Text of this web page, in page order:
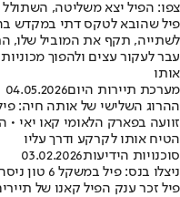
צפו: הפיל יצא משליטה,
פיל שהובא לטקס דתי במקדש
לשתייה, תקף את המוביל שלו,
עבר לעקור עצים ולהפוך
אותו
מערכת תיירות היום04.05.2026
ההרוג השלישי של אותה חיה:
הטיח אותו לקרקע ודרך עליו
סוכנויות הידיעות03.02.2026
ניצלו בנס: פיל במשקל 6 טון ניסה לדרוס קאנו עם תיירים
פיל זכר ענק הפיל קאנו של